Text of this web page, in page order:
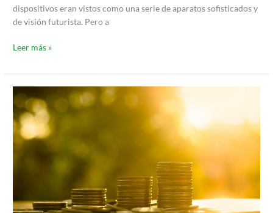
dispositivos eran vistos como una serie de aparatos sofisticados y
de visión futurista. Pero a
Leer más »
El
abonado:
catalizador
para
la